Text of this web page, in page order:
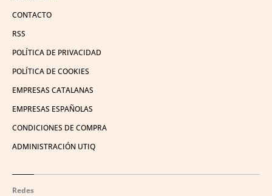
CONTACTO
RSS
POLÍTICA DE PRIVACIDAD
POLÍTICA DE COOKIES
EMPRESAS CATALANAS
EMPRESAS ESPAÑOLAS
CONDICIONES DE COMPRA
ADMINISTRACIÓN UTIQ
Redes